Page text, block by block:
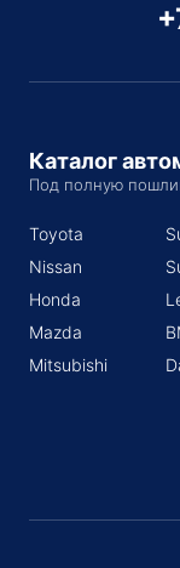
Каталог
Под полную
Toyota
Nissan
Honda
Mazda
Mitsubishi